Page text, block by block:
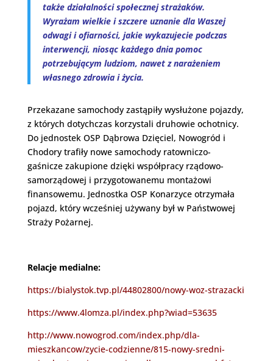
także działalności społecznej strażaków.
Wyrażam wielkie i szczere uznanie dla Waszej
odwagi i ofiarności, jakie wykazujecie podczas
interwencji, niosąc każdego dnia pomoc
potrzebującym ludziom, nawet z narażeniem
własnego zdrowia i życia.
Przekazane samochody zastąpiły wysłużone pojazdy,
z których dotychczas korzystali druhowie ochotnicy.
Do jednostek OSP Dąbrowa Dzięciel, Nowogród i
Chodory trafiły nowe samochody ratowniczo-
gaśnicze zakupione dzięki współpracy rządowo-
samorządowej i przygotowanemu montażowi
finansowemu. Jednostka OSP Konarzyce otrzymała
pojazd, który wcześniej używany był w Państwowej
Straży Pożarnej.
Relacje medialne:
https://bialystok.tvp.pl/44802800/nowy-woz-strazacki
https://www.4lomza.pl/index.php?wiad=53635
http://www.nowogrod.com/index.php/dla-
mieszkancow/zycie-codzienne/815-nowy-sredni-